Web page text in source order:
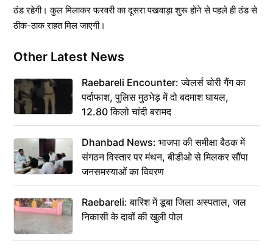
ठंड रहेगी। कुल मिलाकर फरवरी का दूसरा पखवाड़ा शुरू होने से पहले ही ठंड से
ठीक-ठाक राहत मिल जाएगी।
Other Latest News
Raebareli Encounter: ज्वेलर्स चोरी गैंग का
पर्दाफाश, पुलिस मुठभेड़ में दो बदमाश घायल,
12.80 किलो चांदी बरामद
Dhanbad News: भाजपा की समीक्षा बैठक में
संगठन विस्तार पर मंथन, बीडीओ से मिलकर सौंपा
जनसमस्याओं का विवरण
Raebareli: बारिश में डूबा जिला अस्पताल, जल
निकासी के दावों की खुली पोल